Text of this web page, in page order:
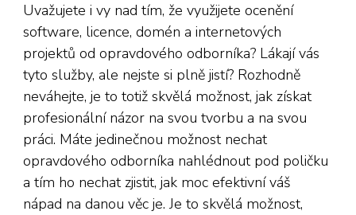
Uvažujete i vy nad tím, že využijete ocenění
software, licence, domén a internetových
projektů od opravdového odborníka? Lákají vás
tyto služby, ale nejste si plně jistí? Rozhodně
neváhejte, je to totiž skvělá možnost, jak získat
profesionální názor na svou tvorbu a na svou
práci. Máte jedinečnou možnost nechat
opravdového odborníka nahlédnout pod poličku
a tím ho nechat zjistit, jak moc efektivní váš
nápad na danou věc je. Je to skvělá možnost,